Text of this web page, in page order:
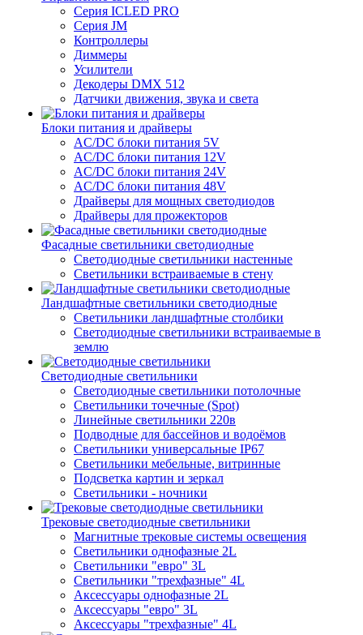
Серия ICLED PRO
Серия JM
Контроллеры
Диммеры
Усилители
Декодеры DMX 512
Датчики движения, звука и света
Блоки питания и драйверы
AC/DC блоки питания 5V
AC/DC блоки питания 12V
AC/DC блоки питания 24V
AC/DC блоки питания 48V
Драйверы для мощных светодиодов
Драйверы для прожекторов
Фасадные светильники светодиодные
Светодиодные светильники настенные
Светильники встраиваемые в стену
Ландшафтные светильники светодиодные
Светильники ландшафтные столбики
Светодиодные светильники встраиваемые в
землю
Светодиодные светильники
Светодиодные светильники потолочные
Светильники точечные (Spot)
Линейные светильники 220в
Подводные для бассейнов и водоёмов
Светильники универсальные IP67
Светильники мебельные, витринные
Подсветка картин и зеркал
Светильники - ночники
Трековые светодиодные светильники
Магнитные трековые системы освещения
Светильники однофазные 2L
Светильники "евро" 3L
Светильники "трехфазные" 4L
Аксессуары однофазные 2L
Аксессуары "евро" 3L
Аксессуары "трехфазные" 4L